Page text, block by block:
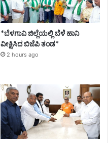
*ಬೆಳಗಾವಿ ಜಿಲ್ಲೆಯಲ್ಲಿ ಬೆಳೆ ಹಾನಿ
ವೀಕ್ಷಿಸಿದ ಬಿಜೆಪಿ ತಂಡ*
2 hours ago